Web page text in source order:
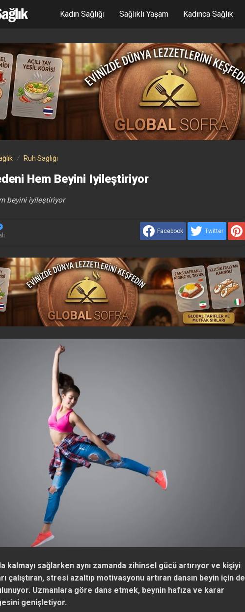
Kadın Sağlığı Sağlıklı Yaşam Kadınca Sağlık
Ruh Sağlığı
Hem Beyini Iyileştiriyor
beyini iyileştiriyor
Facebook Twitter
kalmayı sağlarken aynı zamanda zihinsel gücü artırıyor ve kişiyi
çalıştıran, stresi azaltıp motivasyonu artıran dansın beyin için de
Uzmanlara göre dans etmek, beynin hafıza ve karar
genişletiyor.